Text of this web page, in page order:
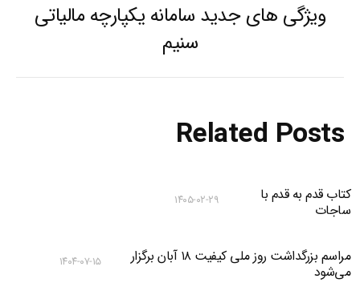
Previous
post:
ویژگی های جدید سامانه یکپارچه مالیاتی
سنیم
Related Posts
کتاب قدم به قدم با
ساجات
۱۴۰۵-۰۲-۲۹
مراسم بزرگداشت روز ملی کیفیت ۱۸ آبان برگزار
می‌شود
۱۴۰۴-۰۷-۱۵